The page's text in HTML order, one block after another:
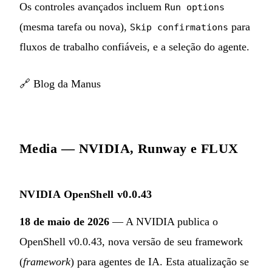
Os controles avançados incluem Run options
(mesma tarefa ou nova), Skip confirmations para
fluxos de trabalho confiáveis, e a seleção do agente.
🔗 Blog da Manus
Media — NVIDIA, Runway e FLUX
NVIDIA OpenShell v0.0.43
18 de maio de 2026 — A NVIDIA publica o
OpenShell v0.0.43, nova versão de seu framework
(framework) para agentes de IA. Esta atualização se